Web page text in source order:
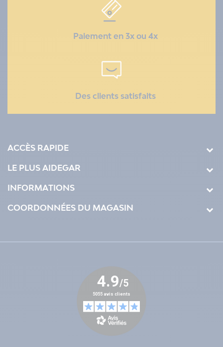
Paiement en 3x ou 4x
Des clients satisfaits
ACCÈS RAPIDE
LE PLUS AIDEGAR
INFORMATIONS
COORDONNÉES DU MAGASIN